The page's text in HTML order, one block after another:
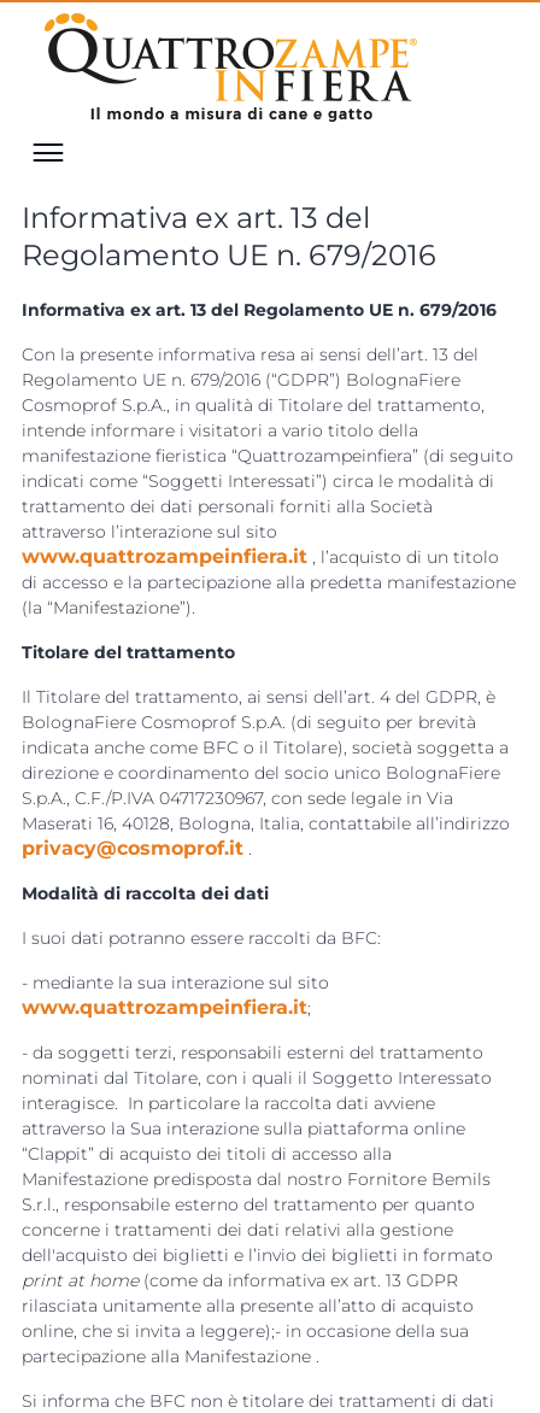
Informativa ex art. 13 del
Regolamento UE n. 679/2016
Informativa ex art. 13 del Regolamento UE n. 679/2016
Con la presente informativa resa ai sensi dell’art. 13 del
Regolamento UE n. 679/2016 (“GDPR”) BolognaFiere
Cosmoprof S.p.A., in qualità di Titolare del trattamento,
intende informare i visitatori a vario titolo della
manifestazione fieristica “Quattrozampeinfiera” (di seguito
indicati come “Soggetti Interessati”) circa le modalità di
trattamento dei dati personali forniti alla Società
attraverso l’interazione sul sito
www.quattrozampeinfiera.it , l’acquisto di un titolo
di accesso e la partecipazione alla predetta manifestazione
(la “Manifestazione”).
Titolare del trattamento
Il Titolare del trattamento, ai sensi dell’art. 4 del GDPR, è
BolognaFiere Cosmoprof S.p.A. (di seguito per brevità
indicata anche come BFC o il Titolare), società soggetta a
direzione e coordinamento del socio unico BolognaFiere
S.p.A., C.F./P.IVA 04717230967, con sede legale in Via
Maserati 16, 40128, Bologna, Italia, contattabile all’indirizzo
privacy@cosmoprof.it .
Modalità di raccolta dei dati
I suoi dati potranno essere raccolti da BFC:
- mediante la sua interazione sul sito
www.quattrozampeinfiera.it;
- da soggetti terzi, responsabili esterni del trattamento
nominati dal Titolare, con i quali il Soggetto Interessato
interagisce. In particolare la raccolta dati avviene
attraverso la Sua interazione sulla piattaforma online
“Clappit” di acquisto dei titoli di accesso alla
Manifestazione predisposta dal nostro Fornitore Bemils
S.r.l., responsabile esterno del trattamento per quanto
concerne i trattamenti dei dati relativi alla gestione
dell'acquisto dei biglietti e l’invio dei biglietti in formato
print at home (come da informativa ex art. 13 GDPR
rilasciata unitamente alla presente all’atto di acquisto
online, che si invita a leggere);- in occasione della sua
partecipazione alla Manifestazione .
Si informa che BFC non è titolare dei trattamenti di dati